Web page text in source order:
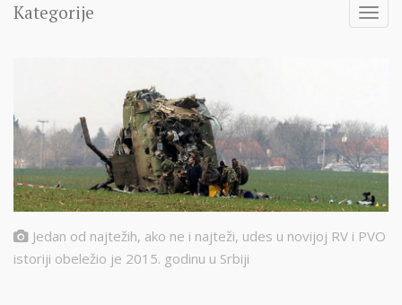
Kategorije
Jedan od najtežih, ako ne i najteži, udes u novijoj RV i PVO
istoriji obeležio je 2015. godinu u Srbiji